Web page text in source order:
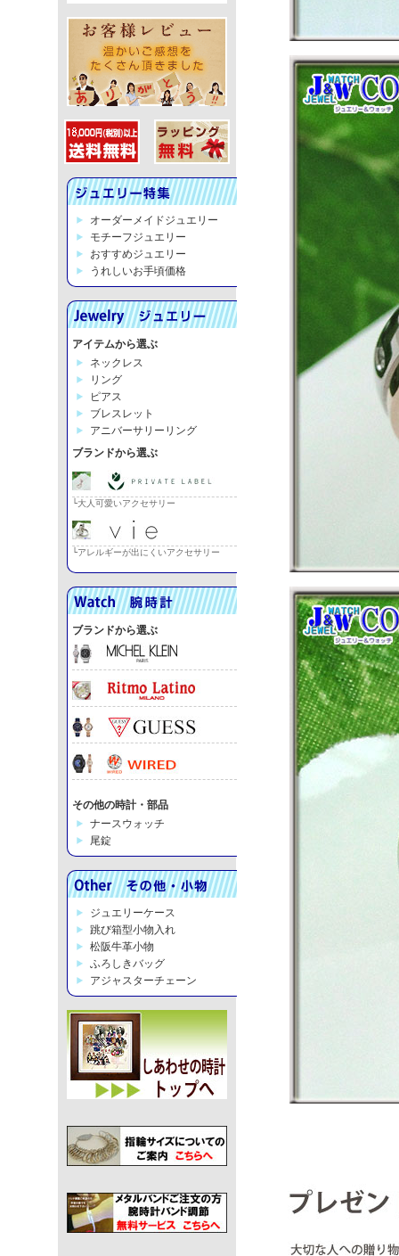
オーダーメイドジュエリー
モチーフジュエリー
おすすめジュエリー
うれしいお手頃価格
アイテムから選ぶ
ネックレス
リング
ピアス
ブレスレット
アニバーサリーリング
ブランドから選ぶ
└大人可愛いアクセサリー
└アレルギーが出にくいアクセサリー
ブランドから選ぶ
その他の時計・部品
ナースウォッチ
尾錠
ジュエリーケース
跳び箱型小物入れ
松阪牛革小物
ふろしきバッグ
アジャスターチェーン